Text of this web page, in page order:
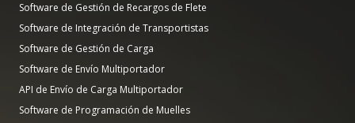
Software de Gestión de Recargos de Flete
Software de Integración de Transportistas
Software de Gestión de Carga
Software de Envío Multiportador
API de Envío de Carga Multiportador
Software de Programación de Muelles